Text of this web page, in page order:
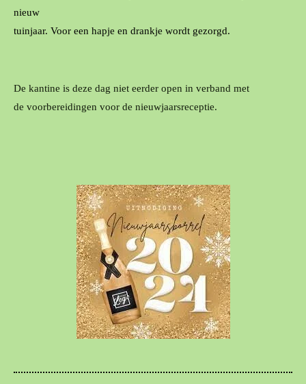
nieuw
tuinjaar. Voor een hapje en drankje wordt gezorgd.
De kantine is deze dag niet eerder open in verband met
de voorbereidingen voor de nieuwjaarsreceptie.